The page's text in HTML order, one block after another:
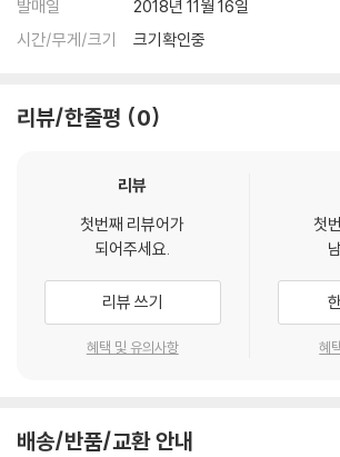
발매일
2018년 11월 16일
시간/무게/크기
크기확인중
리뷰/한줄평 0
리뷰
첫번째 리뷰어가
되어주세요.
리뷰 쓰기
혜택 및 유의사항
첫
혜
배송/반품/교환 안내